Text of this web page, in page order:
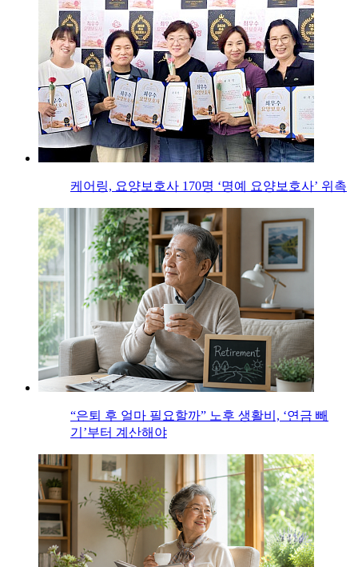
케어링, 요양보호사 170명 ‘명예 요양보호사’ 위촉
“은퇴 후 얼마 필요할까” 노후 생활비, ‘연금 빼
기’부터 계산해야